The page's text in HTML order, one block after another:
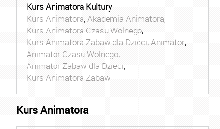
Kurs Animatora Kultury
Kurs Animatora,Akademia Animatora,
Kurs Animatora Czasu Wolnego,
Kurs Animatora Zabaw dla Dzieci,Animator,
Animator Czasu Wolnego,
Animator Zabaw dla Dzieci,
Kurs Animatora Zabaw
Kurs Animatora